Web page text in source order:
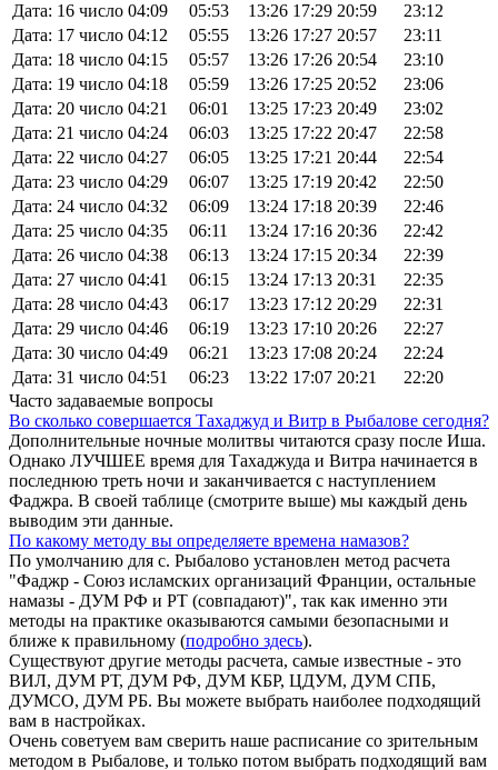
Дата: 16 число 04:09 05:53 13:26 17:29 20:59
23:12
Дата: 17 число 04:12 05:55 13:26 17:27 20:57
23:11
Дата: 18 число 04:15 05:57 13:26 17:26 20:54
23:10
Дата: 19 число 04:18 05:59 13:26 17:25 20:52
23:06
Дата: 20 число 04:21 06:01 13:25 17:23 20:49
23:02
Дата: 21 число 04:24 06:03 13:25 17:22 20:47
22:58
Дата: 22 число 04:27 06:05 13:25 17:21 20:44
22:54
Дата: 23 число 04:29 06:07 13:25 17:19 20:42
22:50
Дата: 24 число 04:32 06:09 13:24 17:18 20:39
22:46
Дата: 25 число 04:35 06:11 13:24 17:16 20:36
22:42
Дата: 26 число 04:38 06:13 13:24 17:15 20:34
22:39
Дата: 27 число 04:41 06:15 13:24 17:13 20:31
22:35
Дата: 28 число 04:43 06:17 13:23 17:12 20:29
22:31
Дата: 29 число 04:46 06:19 13:23 17:10 20:26
22:27
Дата: 30 число 04:49 06:21 13:23 17:08 20:24
22:24
Дата: 31 число 04:51 06:23 13:22 17:07 20:21
22:20
Часто задаваемые вопросы
Во сколько совершается Тахаджуд и Витр в Рыбалове сегодня?
Дополнительные ночные молитвы читаются сразу после Иша.
Однако ЛУЧШЕЕ время для Тахаджуда и Витра начинается в
последнюю треть ночи и заканчивается с наступлением
Фаджра. В своей таблице (смотрите выше) мы каждый день
выводим эти данные.
По какому методу вы определяете времена намазов?
По умолчанию для с. Рыбалово установлен метод расчета
"Фаджр - Союз исламских организаций Франции, остальные
намазы - ДУМ РФ и РТ (совпадают)", так как именно эти
методы на практике оказываются самыми безопасными и
ближе к правильному (подробно здесь).
Существуют другие методы расчета, самые известные - это
ВИЛ, ДУМ РТ, ДУМ РФ, ДУМ КБР, ЦДУМ, ДУМ СПБ,
ДУМСО, ДУМ РБ. Вы можете выбрать наиболее подходящий
вам в настройках.
Очень советуем вам сверить наше расписание со зрительным
методом в Рыбалове, и только потом выбрать подходящий вам